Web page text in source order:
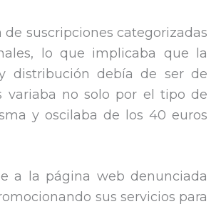
suscripciones categorizadas
lo que implicaba que la
distribución debía de ser de
variaba no solo por el tipo de
y oscilaba de los 40 euros
a la página web denunciada
sus servicios para